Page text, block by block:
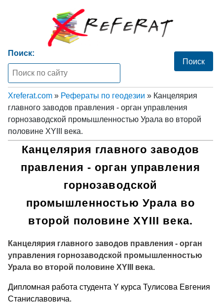
Поиск:
Xreferat.com » Рефераты по геодезии » Канцелярия
главного заводов правления - орган управления
горнозаводской промышленностью Урала во второй
половине XYIII века.
Канцелярия главного заводов
правления - орган управления
горнозаводской
промышленностью Урала во
второй половине XYIII века.
Канцелярия главного заводов правления - орган
управления горнозаводской промышленностью
Урала во второй половине XYIII века.
Дипломная работа студента Y курса Тулисова Евгения
Станиславовича.